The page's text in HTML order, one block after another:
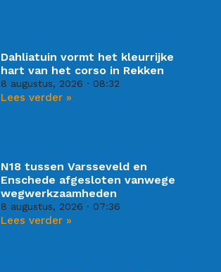
Dahliatuin vormt het kleurrijke
hart van het corso in Rekken
8 augustus, 2026 08:32
Lees verder »
N18 tussen Varsseveld en
Enschede afgesloten vanwege
wegwerkzaamheden
8 augustus, 2026 07:36
Lees verder »